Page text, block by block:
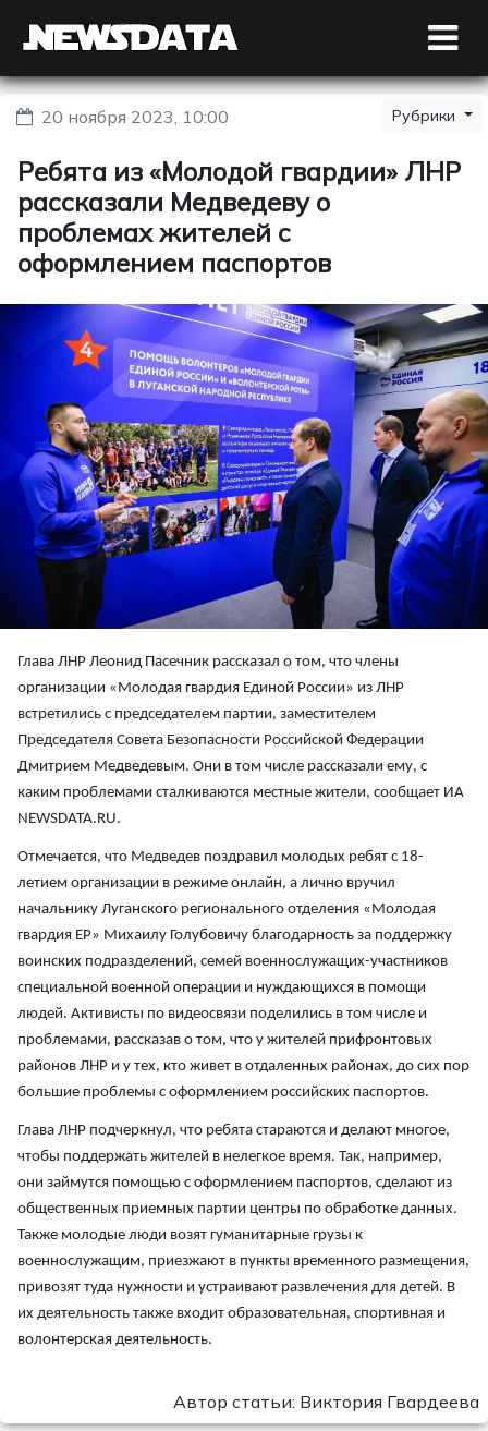
20 ноября 2023, 10:00 Рубрики
Ребята из «Молодой гвардии» ЛНР
рассказали Медведеву о
проблемах жителей с
оформлением паспортов
Глава ЛНР Леонид Пасечник рассказал о том, что члены
организации «Молодая гвардия Единой России» из ЛНР
встретились с председателем партии, заместителем
Председателя Совета Безопасности Российской Федерации
Дмитрием Медведевым. Они в том числе рассказали ему, с
каким проблемами сталкиваются местные жители, сообщает ИА
NEWSDATA.RU.
Отмечается, что Медведев поздравил молодых ребят с 18-
летием организации в режиме онлайн, а лично вручил
начальнику Луганского регионального отделения «Молодая
гвардия ЕР» Михаилу Голубовичу благодарность за поддержку
воинских подразделений, семей военнослужащих-участников
специальной военной операции и нуждающихся в помощи
людей. Активисты по видеосвязи поделились в том числе и
проблемами, рассказав о том, что у жителей прифронтовых
районов ЛНР и у тех, кто живет в отдаленных районах, до сих пор
большие проблемы с оформлением российских паспортов.
Глава ЛНР подчеркнул, что ребята стараются и делают многое,
чтобы поддержать жителей в нелегкое время. Так, например,
они займутся помощью с оформлением паспортов, сделают из
общественных приемных партии центры по обработке данных.
Также молодые люди возят гуманитарные грузы к
военнослужащим, приезжают в пункты временного размещения,
привозят туда нужности и устраивают развлечения для детей. В
их деятельность также входит образовательная, спортивная и
волонтерская деятельность.
Автор статьи: Виктория Гвардеева